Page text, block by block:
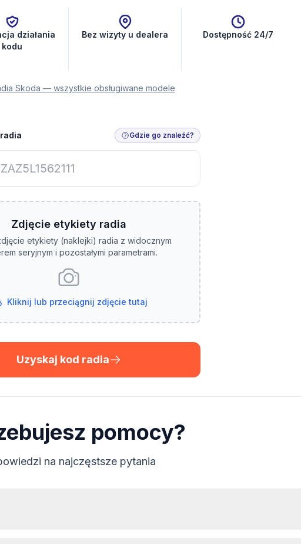
działania
kodu
Bez wizyty u dealera Dostępność 24/7
Skoda — wszystkie obsługiwane modele
Gdzie go znaleźć?
Zdjęcie etykiety radia
etykiety (naklejki) radia z widocznym
seryjnym i pozostałymi parametrami.
Kliknij lub przeciągnij zdjęcie tutaj
Uzyskaj kod radia
pomocy?
na najczęstsze pytania